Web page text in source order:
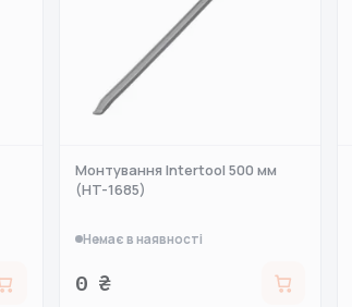
Монтування Intertool 500 мм
(HT-1685)
Немає в наявності
0 ₴